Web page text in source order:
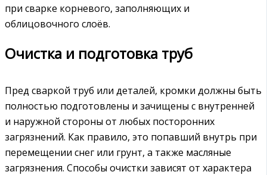
при сварке корневого, заполняющих и
облицовочного слоёв.
Очистка и подготовка труб
Пред сваркой труб или деталей, кромки должны быть
полностью подготовлены и зачищены с внутренней
и наружной стороны от любых посторонних
загрязнений. Как правило, это попавший внутрь при
перемещении снег или грунт, а также масляные
загрязнения. Способы очистки зависят от характера